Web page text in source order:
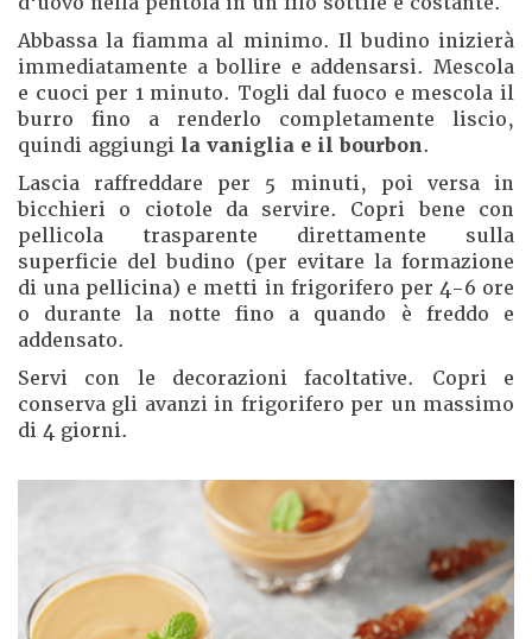
Abbassa la fiamma al minimo. Il budino inizierà
immediatamente a bollire e addensarsi. Mescola
e cuoci per 1 minuto. Togli dal fuoco e mescola il
burro fino a renderlo completamente liscio,
quindi aggiungi la vaniglia e il bourbon.
Lascia raffreddare per 5 minuti, poi versa in
bicchieri o ciotole da servire. Copri bene con
pellicola trasparente direttamente sulla
superficie del budino (per evitare la formazione
di una pellicina) e metti in frigorifero per 4-6 ore
o durante la notte fino a quando è freddo e
addensato.
Servi con le decorazioni facoltative. Copri e
conserva gli avanzi in frigorifero per un massimo
di 4 giorni.